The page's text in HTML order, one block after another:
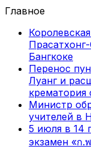
Главное
Бангкоке
Перенос
Луанг и
крематория
Министр
учителей в
5 июля в 14
экзамен «ก